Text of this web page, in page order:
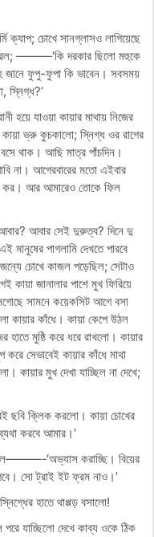
ক্যাপ; চোখে সানগ্লাসও লাগিয়েছে
করল; ———‘কি দরকার ছিলো মহুকে
জানে ফুপু-ফুপা কি ভাবেন। সবসময়
স্নিগ্ধ?’
হয়ে যাওয়া কায়ার মাথায় নিজের
কায়া ভ্রু কুচকালো; স্নিগ্ধ ওর রাগের
থাক। আছি মাত্র পাঁচদিন।
না। আগেরবারের মতো এইবার
কর। আর আমারেও তোকে ফিল
আবার? আবার সেই দুরুত্ব? দিনে দু
পাগলামি দেখতে পারবে
চোখে কাজল পড়েছিল; সেটাও
কায়া জানালার পাশে মুখ ফিরিয়ে
সামনে কয়েকসিট আগে বসা
কায়ার কাঁধে। কায়া কেপে উঠল
হাতে মুষ্ঠি করে ধরে রাখলো। কায়ার
সেভাবেই কায়ার কাঁধে মাথা
কায়ার মুখ দেখা যাচ্ছিল না দেখে;
ছবি ক্লিক করলো। কায়া চোখের
করবে আমার।’
‘অভ্যাস করাচ্ছি। বিয়ের
সো ট্রাই ইট ফ্রম নাও।’
হাতে থাপ্পড় বসালো!
পরে যাচ্ছিলো দেখে কাব্য ওকে ঠিক